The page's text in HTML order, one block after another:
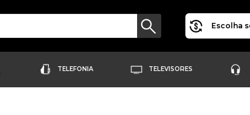
Escolha
TELEFONIA TELEVISORES